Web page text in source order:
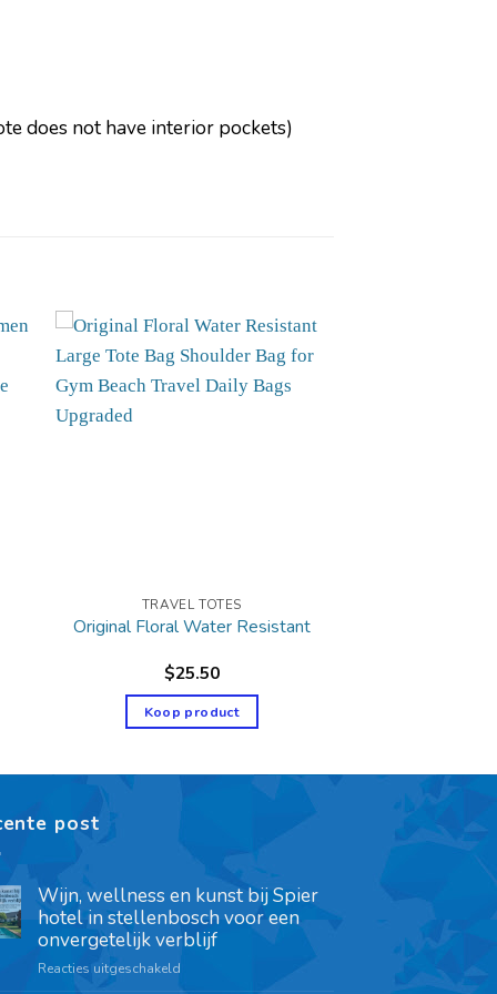
does not have interior pockets)
TRAVEL TOTES
Original Floral Water Resistant
$25.50
Koop product
post
Wijn, wellness en kunst bij Spier
hotel in stellenbosch voor een
onvergetelijk verblijf
Reacties uitgeschakeld